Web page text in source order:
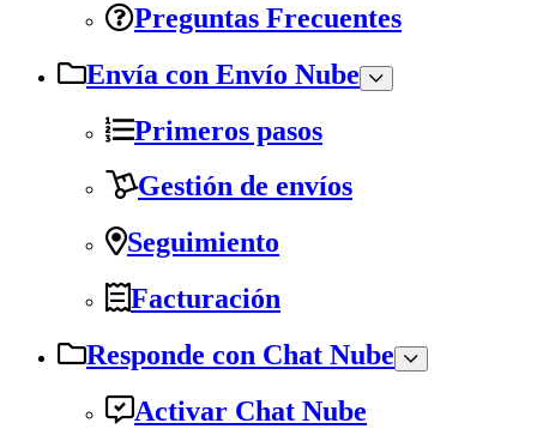
Preguntas Frecuentes
Envía con Envío Nube
Primeros pasos
Gestión de envíos
Seguimiento
Facturación
Responde con Chat Nube
Activar Chat Nube